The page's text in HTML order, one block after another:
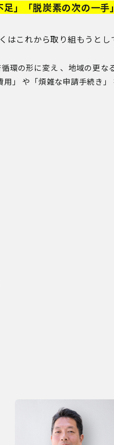
」「脱炭素の次の一
はこれから取り組もうと
環の形に変え 、地域の更な
」 や「煩雑な申請手続き」